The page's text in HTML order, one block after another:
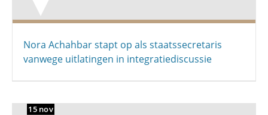
Nora Achahbar stapt op als staatssecretaris
vanwege uitlatingen in integratiediscussie
15 nov